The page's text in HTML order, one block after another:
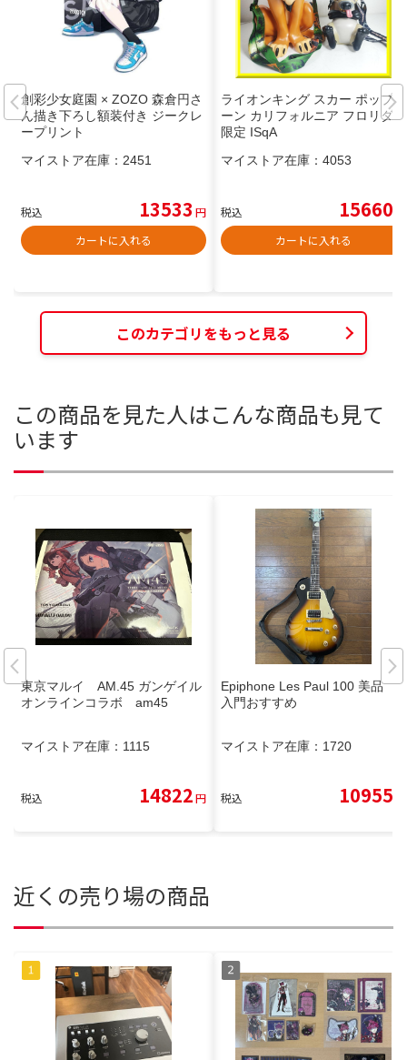
創彩少女庭園 × ZOZO 森倉円さ
ん描き下ろし額装付き ジークレ
ープリント
マイストア在庫： 2451
税込 13533 円
カートに入れる
ライオンキング スカー ポップコ
ーン カリフォルニア フロリダ
限定 ISqA
マイストア在庫： 4053
税込 15660
カートに入れる
このカテゴリをもっと見る
この商品を見た人はこんな商品も見て
います
東京マルイ AM.45 ガンゲイル
オンラインコラボ am45
マイストア在庫： 1115
税込 14822円
Epiphone Les Paul 100 美品
入門おすすめ
マイストア在庫： 1720
税込 10955
近くの売り場の商品